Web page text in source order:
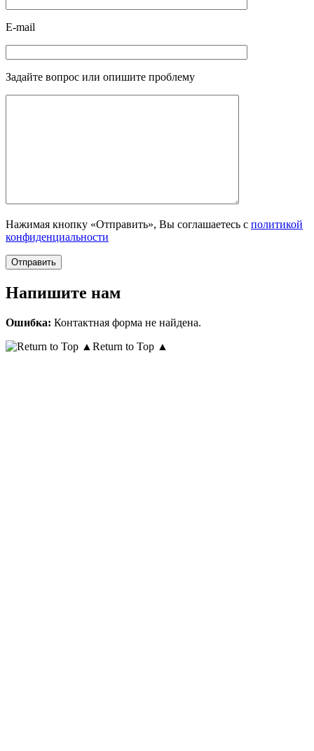
E-mail
Задайте вопрос или опишите проблему
Нажимая кнопку «Отправить», Вы соглашаетесь с политикой
конфиденциальности
Напишите нам
Ошибка: Контактная форма не найдена.
Return to Top ▲